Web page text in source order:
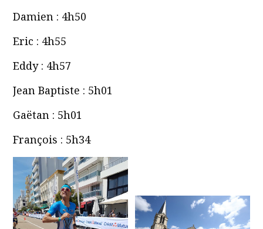
Damien : 4h50
Eric : 4h55
Eddy : 4h57
Jean Baptiste : 5h01
Gaëtan : 5h01
François : 5h34